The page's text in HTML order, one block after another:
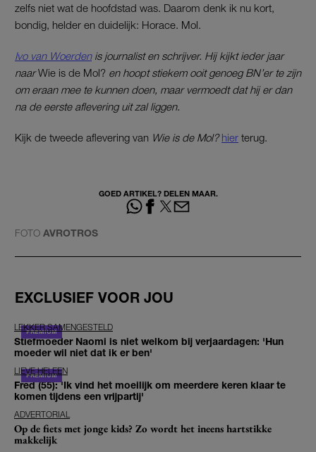
zelfs niet wat de hoofdstad was. Daarom denk ik nu kort,
bondig, helder en duidelijk: Horace. Mol.
Ivo van Woerdenis journalist en schrijver. Hij kijkt ieder jaar
naarWie is de Mol? en hoopt stiekem ooit genoeg BN’er te zijn
om eraan mee te kunnen doen, maar vermoedt dat hij er dan
na de eerste aflevering uit zal liggen.
Kijk de tweede aflevering van Wie is de Mol? hier terug.
GOED ARTIKEL? DELEN MAAR.
FOTO AVROTROS
EXCLUSIEF VOOR JOU
LEKKER SAMENGESTELD
Stiefmoeder Naomi is niet welkom bij verjaardagen: 'Hun
moeder wil niet dat ik er ben'
LIEVE HELEEN
Fred (55): 'Ik vind het moeilijk om meerdere keren klaar te
komen tijdens een vrijpartij'
ADVERTORIAL
Op de fiets met jonge kids? Zo wordt het ineens hartstikke
makkelijk